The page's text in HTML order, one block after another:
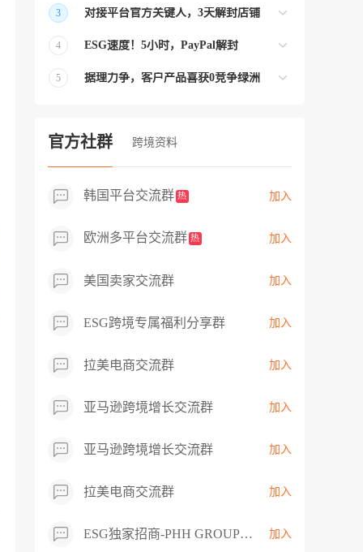
业】 >> Gmarket卖家店铺经过ESG跨境客
3
对接平台官方关键人，3天解封店铺
跨境帮我解决了韩国平台店铺异常问题
4
ESG速度！5小时，PayPal解封
ESG拥有Paypal支付和Onbuy平台双绿通道
5
据理力争，客户产品喜获0竞争绿洲
取机会，卖家成功上架市场热卖而平台稀
缺产品，拓展了西班牙新商机！
官方社群 跨境资料
韩国平台交流群 热 加入
欧洲多平台交流群 热 加入
美国卖家交流群 加入
ESG跨境专属福利分享群 加入
拉美电商交流群 加入
亚马逊跨境增长交流群 加入
亚马逊跨境增长交流群 加入
拉美电商交流群 加入
ESG独家招商-PHH GROUP卖家交流群 加入